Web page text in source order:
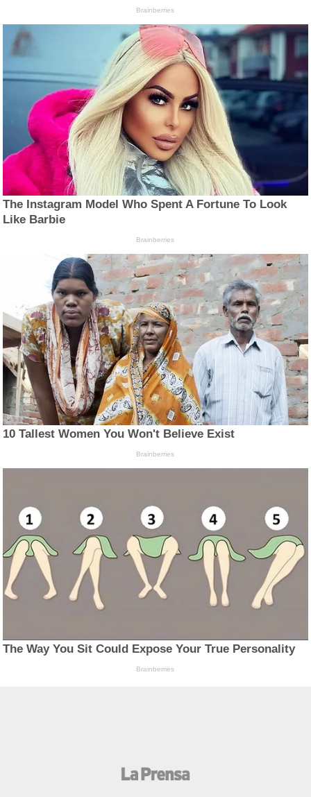
Brainberries
The Instagram Model Who Spent A Fortune To Look
Like Barbie
Brainberries
10 Tallest Women You Won't Believe Exist
Brainberries
The Way You Sit Could Expose Your True Personality
Brainberries